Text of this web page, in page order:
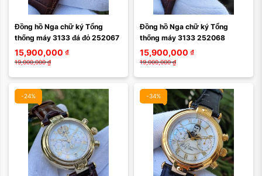
Đồng hồ Nga chữ ký Tổng
thống máy 3133 đá đỏ 252067
15,900,000 ₫
19,000,000 ₫
Đồng hồ Nga chữ ký Tổng
thống máy 3133 252068
15,900,000 ₫
19,000,000 ₫
-24% -34%